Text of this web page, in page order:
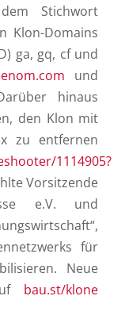
Stichwort
Klon-Domains
ga, gq, cf und
und
hinaus
den Klon mit
zu entfernen
1114905?
Vorsitzende
e.V. und
für
Neue
bau.st/klone